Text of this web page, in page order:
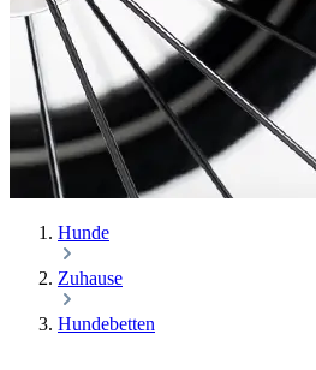
Hunde
Zuhause
Hundebetten